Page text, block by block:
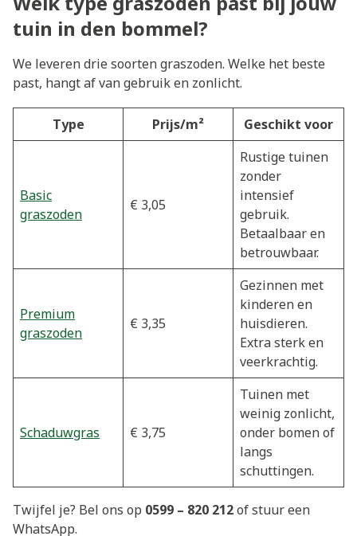
tuin in den bommel?
We leveren drie soorten graszoden. Welke het beste
past, hangt af van gebruik en zonlicht.
Type Prijs/m² Geschikt voor
Basic
graszoden
€ 3,05
Rustige tuinen
zonder
intensief
gebruik.
Betaalbaar en
betrouwbaar.
Premium
graszoden
€ 3,35
Gezinnen met
kinderen en
huisdieren.
Extra sterk en
veerkrachtig.
Schaduwgras € 3,75
Tuinen met
weinig zonlicht,
onder bomen of
langs
schuttingen.
Twijfel je? Bel ons op 0599 – 820 212of stuur een
WhatsApp.